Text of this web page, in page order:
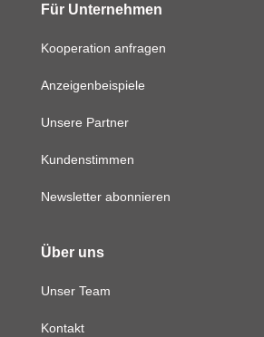
Für Unternehmen
Kooperation anfragen
Anzeigenbeispiele
Unsere Partner
Kundenstimmen
Newsletter abonnieren
Über uns
Unser Team
Kontakt